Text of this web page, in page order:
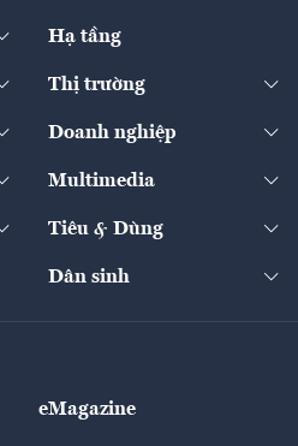
Doanh nghiệp niêm yết
Khung pháp lý
Hạ tầng
Thị trường
Thị trường
Nông sản
Doanh nghiệp
Multimedia
Tiêu & Dùng
Dân sinh
eMagazine